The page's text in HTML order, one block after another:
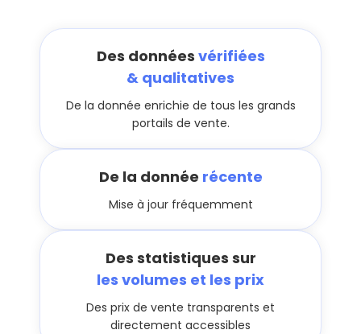
Des données vérifiées
& qualitatives
De la donnée enrichie de tous les grands
portails de vente.
De la donnée récente
Mise à jour fréquemment
Des statistiques sur
les volumes et les prix
Des prix de vente transparents et
directement accessibles